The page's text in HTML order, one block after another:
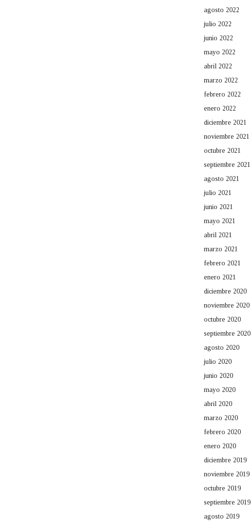
agosto 2022
julio 2022
junio 2022
mayo 2022
abril 2022
marzo 2022
febrero 2022
enero 2022
diciembre 2021
noviembre 2021
octubre 2021
septiembre 2021
agosto 2021
julio 2021
junio 2021
mayo 2021
abril 2021
marzo 2021
febrero 2021
enero 2021
diciembre 2020
noviembre 2020
octubre 2020
septiembre 2020
agosto 2020
julio 2020
junio 2020
mayo 2020
abril 2020
marzo 2020
febrero 2020
enero 2020
diciembre 2019
noviembre 2019
octubre 2019
septiembre 2019
agosto 2019